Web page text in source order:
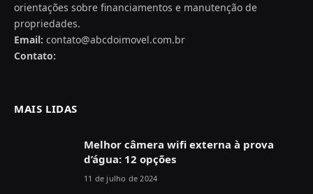
orientações sobre financiamentos e manutenção de
propriedades.
Email: contato@abcdoimovel.com.br
Contato:
MAIS LIDAS
Melhor câmera wifi externa à prova
d’água: 12 opções
11 de julho de 2024